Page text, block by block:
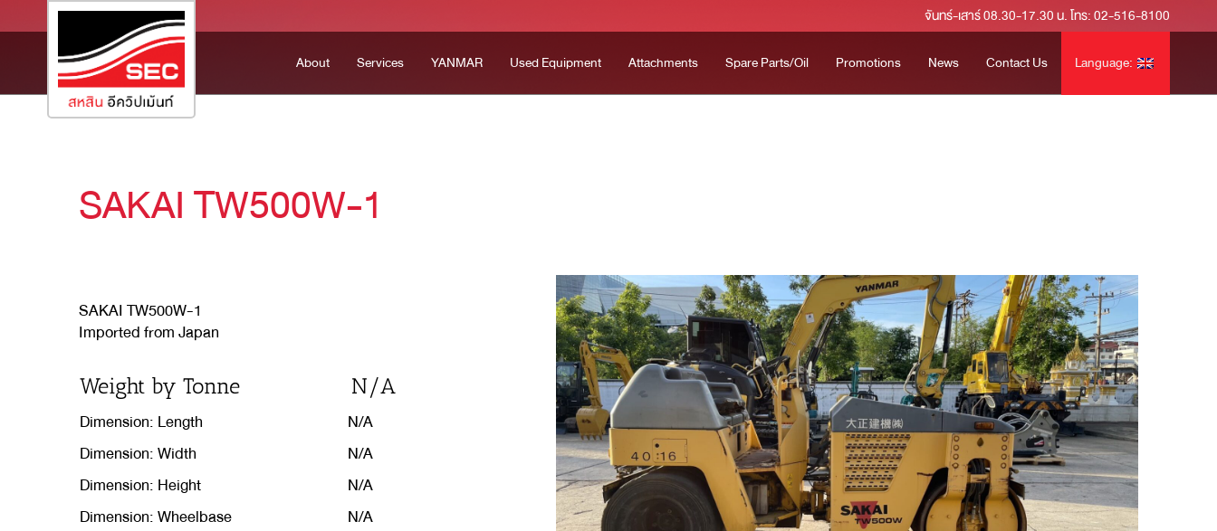
จันทร์-เสาร์ 08.30-17.30 น. โทร: 02-516-8100
About Services YANMAR Used Equipment Attachments Spare Parts/Oil Promotions News Contact Us Language:
SAKAI TW500W-1
SAKAI TW500W-1
Imported from Japan
Weight by Tonne
N/A
Dimension: Length
N/A
Dimension: Width
N/A
Dimension: Height
N/A
Dimension: Wheelbase
N/A